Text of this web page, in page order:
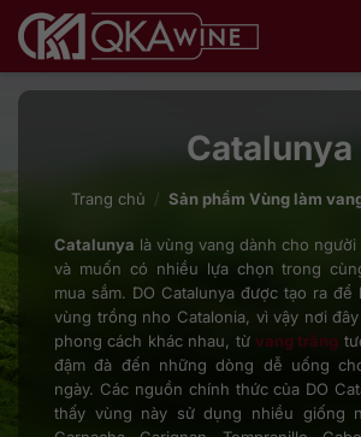
qua
dung
Catalunya
Trang chủ / Sản phẩm Vùng làm
Catalunya là vùng vang dành cho
và muốn có nhiều lựa chọn trong
mua sắm. DO Catalunya được tạo ra
vùng trồng nho Catalonia, vì vậy nơi
phong cách khác nhau, từ vang trắng
đậm đà đến những dòng dễ uống
ngày. Các nguồn chính thức của DO
thấy vùng này sử dụng nhiều giống